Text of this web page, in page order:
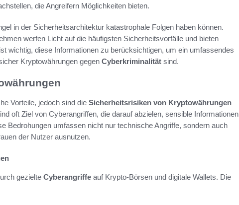
die Angreifern Möglichkeiten bieten.
in der Sicherheitsarchitektur katastrophale Folgen haben können.
werfen Licht auf die häufigsten Sicherheitsvorfälle und bieten
wichtig, diese Informationen zu berücksichtigen, um ein umfassendes
Kryptowährungen gegen Cyberkriminalität sind.
Vorteile, jedoch sind die Sicherheitsrisiken von Kryptowährungen
oft Ziel von Cyberangriffen, die darauf abzielen, sensible Informationen
Bedrohungen umfassen nicht nur technische Angriffe, sondern auch
der Nutzer ausnutzen.
gezielte Cyberangriffe auf Krypto-Börsen und digitale Wallets. Die